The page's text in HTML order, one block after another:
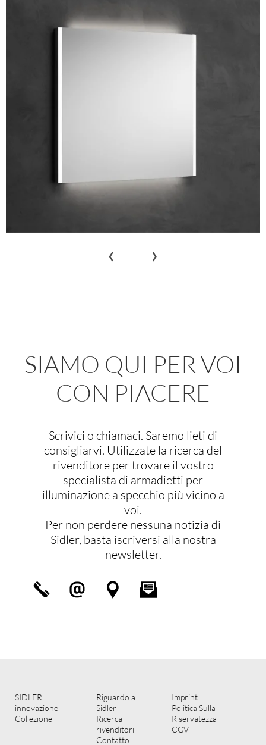
‹ ›
SIAMO QUI PER VOI
CON PIACERE
Scrivici o chiamaci. Saremo lieti di
consigliarvi. Utilizzate la ricerca del
rivenditore per trovare il vostro
specialista di armadietti per
illuminazione a specchio più vicino a
voi.
Per non perdere nessuna notizia di
Sidler, basta iscriversi alla nostra
newsletter.
SIDLER
innovazione
Collezione
Riguardo a
Sidler
Ricerca
rivenditori
Contatto
Imprint
Politica Sulla
Riservatezza
CGV